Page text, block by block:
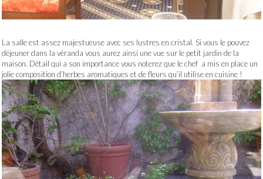
La salle est assez majestueuse avec ses lustres en cristal. Si vous le pouvez
déjeuner dans la véranda vous aurez ainsi une vue sur le petit jardin de la
maison. Détail qui a son importance vous noterez que le chef a mis en place un
jolie composition d’herbes aromatiques et de fleurs qu’il utilise en cuisine !